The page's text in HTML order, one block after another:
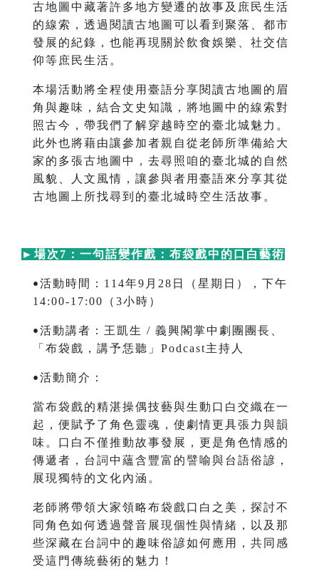
古地圖中藏著許多地方變遷的故事及庶民生活
的線索，透過閱讀古地圖可以看到聚落、都市
發展的紀錄，也能再現關於飲食娛樂、社交信
仰等庶民生活。
本場活動將全程使用臺語分享閱讀古地圖的眉
角與趣味，結合文史知識，將地圖中的線索對
照古今，帶我們了解穿越時空的臺北城魅力。
此外也將藉由讓參加者親自從老師所準備給大
家的多張古地圖中，去尋照咱的臺北城的自然
風貌、人文風情，讓參與者用臺語來分享其從
古地圖上所找尋到的臺北城時空生活故事。
► 場次7：一句話變作戲：布袋戲中的口白藝術
•活動時間：114年9月28日（星期日），下午
14:00-17:00（3小時）
•活動講者：王凱生 / 義興閣掌中劇團團長、
「布袋戲，講予恁聽」Podcast主持人
•活動簡介：
當布袋戲的精湛操偶技藝與生動口白交織在一
起，便賦予了角色靈魂，使劇情更具張力與韻
味。口白不僅推動故事發展，更是角色情感的
傳遞者，台詞中蘊含豐富的譬喻與台語俗諺，
展現獨特的文化內涵。
老師將帶領大家領略布袋戲口白之美，探討不
同角色如何透過聲音展現個性與情緒，以及那
些深藏在台詞中的趣味俗諺如何應用，共同感
受這門傳統藝術的魅力！